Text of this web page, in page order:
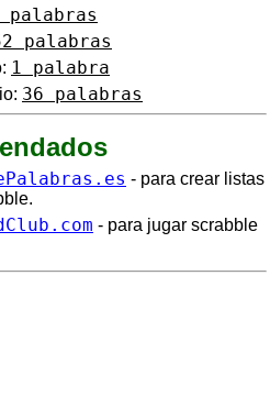
palabras
palabras
1 palabra
36 palabras
- para crear listas
- para jugar scrabble